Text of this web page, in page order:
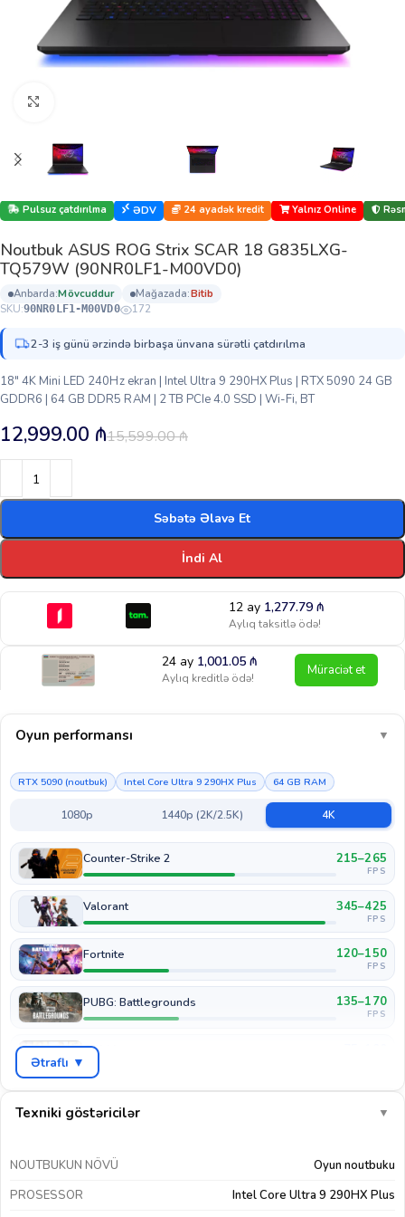
Pulsuz çatdırılma ƏDV 24 ayadək kredit Yalnız Online
Noutbuk ASUS ROG Strix SCAR 18 G835LXG-
TQ579W (90NR0LF1-M00VD0)
anbarda: mövcuddur mağazada:
bi̇ti̇b
SKU:90NR0LF1-M00VD0 172
2-3 iş günü ərzində birbaşa ünvana sürətli çatdırılma
18″ 4K Mini LED 240Hz ekran | Intel Ultra 9 290HX Plus | RTX 5090 24 GB
GDDR6 | 64 GB DDR5 RAM | 2 TB PCIe 4.0 SSD | Wi-Fi, BT
15,599.00₼
12,999.00 ₼
Səbətə Əlavə Et
İndi Al
12 ay 1,277.79 ₼
Aylıq taksitlə ödə!
24 ay 1,001.05 ₼
Aylıq kreditlə ödə! Müraciət et
Oyun performansı ▼
RTX 5090 (noutbuk) Intel Core Ultra 9 290HX Plus 64 GB RAM
1080p 1440p (2K/2.5K) 4K
Counter-Strike 2 215–265
FPS
Valorant 345–425
FPS
Fortnite 120–150
FPS
PUBG: Battlegrounds 135–170
FPS
GTA V
FPS
170–215
Ətraflı ▼
Texniki göstəricilər ▼
NOUTBUKUN NÖVÜ
Oyun noutbuku
PROSESSOR
Intel Core Ultra 9 290HX Plus